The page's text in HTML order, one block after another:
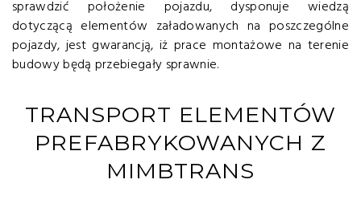
sprawdzić położenie pojazdu, dysponuje wiedzą
dotyczącą elementów załadowanych na poszczególne
pojazdy, jest gwarancją, iż prace montażowe na terenie
budowy będą przebiegały sprawnie.
TRANSPORT ELEMENTÓW
PREFABRYKOWANYCH Z
MIMBTRANS